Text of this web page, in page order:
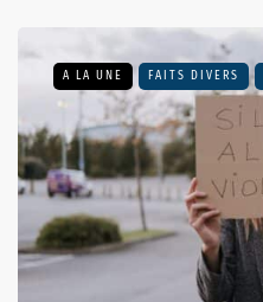
A LA UNE FAITS DIVERS